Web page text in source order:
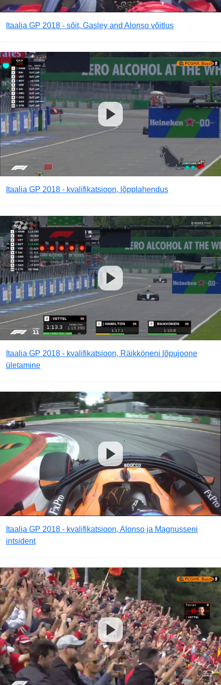
Itaalia GP 2018 - sõit, Gasley and Alonso võitlus
Itaalia GP 2018 - kvalifikatsioon, lõpplahendus
Itaalia GP 2018 - kvalifikatsioon, Räikköneni lõpujoone
ületamine
Itaalia GP 2018 - kvalifikatsioon, Alonso ja Magnusseni
intsident